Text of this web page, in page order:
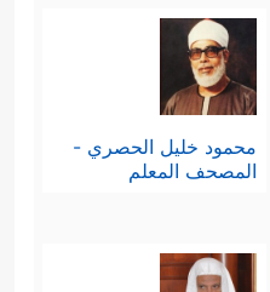
محمود خليل الحصري -
المصحف المعلم